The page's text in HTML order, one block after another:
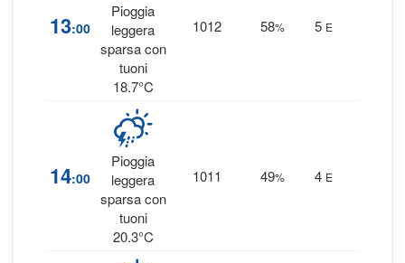
13:00
Pioggia
leggera
sparsa con
tuoni
18.7°C
1012 58% 5 E
14:00
Pioggia
leggera
sparsa con
tuoni
20.3°C
1011 49% 4 E